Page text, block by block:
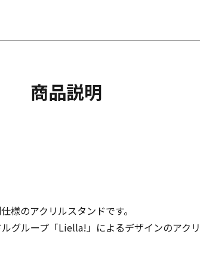
商品説明
様のアクリルスタンドです。
グループ「Liella!」によるデザインのアク